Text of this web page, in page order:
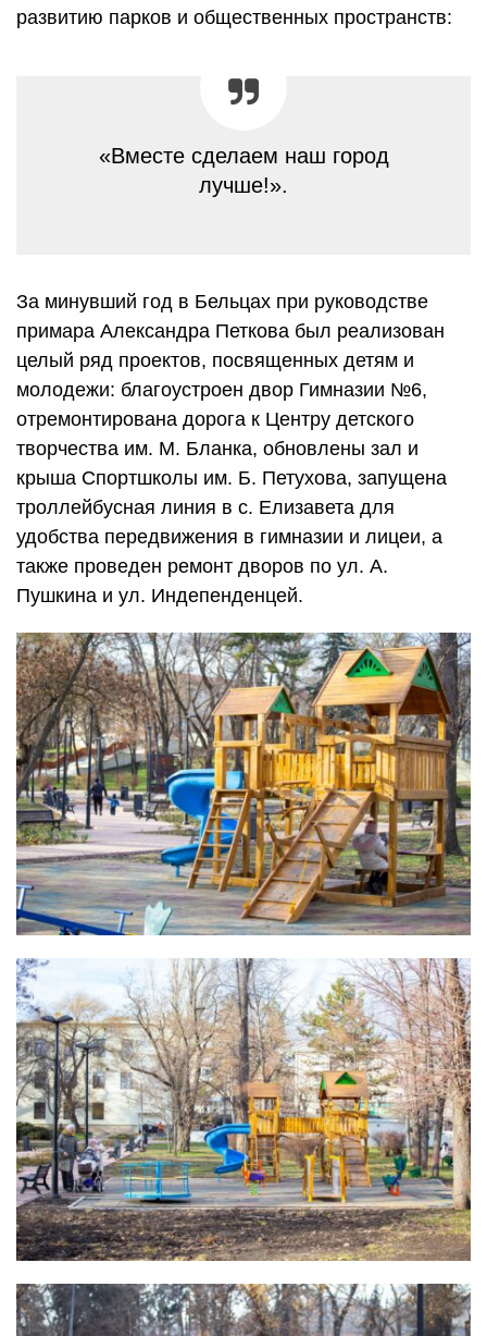
развитию парков и общественных пространств:
«Вместе сделаем наш город
лучше!».
За минувший год в Бельцах при руководстве
примара Александра Петкова был реализован
целый ряд проектов, посвященных детям и
молодежи: благоустроен двор Гимназии №6,
отремонтирована дорога к Центру детского
творчества им. М. Бланка, обновлены зал и
крыша Спортшколы им. Б. Петухова, запущена
троллейбусная линия в с. Елизавета для
удобства передвижения в гимназии и лицеи, а
также проведен ремонт дворов по ул. А.
Пушкина и ул. Индепенденцей.